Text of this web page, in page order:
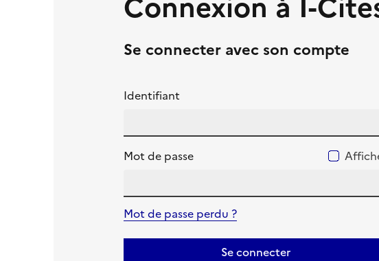
Se connecter avec son compte
Identifiant
Mot de passe
Mot de passe perdu ?
Se connecter